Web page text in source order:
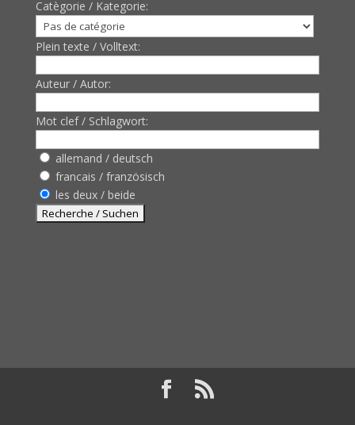
Catègorie / Kategorie:
Plein texte / Volltext:
Auteur / Autor:
Mot clef / Schlagwort:
allemand / deutsch
francais / französisch
les deux / beide